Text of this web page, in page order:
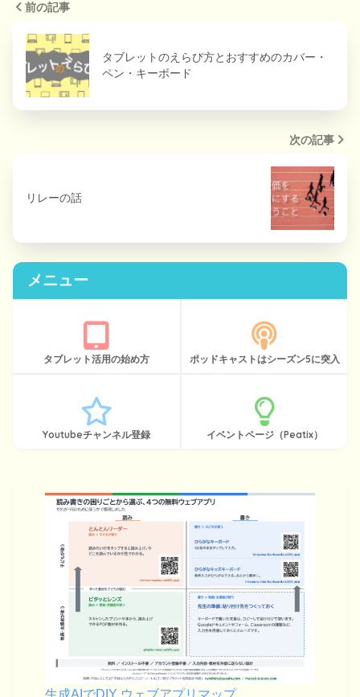
前の記事
タブレットのえらび方とおすすめのカバー・
ペン・キーボード
次の記事
リレーの話
メニュー
タブレット活用の始め方 ポッドキャストはシーズン5に突入
Youtubeチャンネル登録 イベントページ（Peatix）
生成AIでDIY ウェブアプリマップ